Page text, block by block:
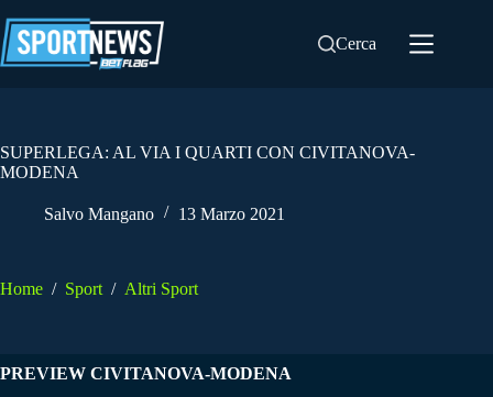
al
contenuto
Cerca
SUPERLEGA: AL VIA I QUARTI CON CIVITANOVA-
MODENA
Salvo Mangano 13 Marzo 2021
Home / Sport / Altri Sport
PREVIEW CIVITANOVA-MODENA